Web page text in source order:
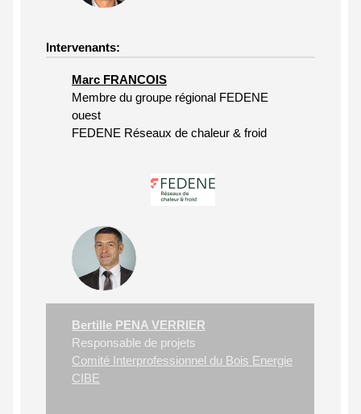
Intervenants:
Marc FRANCOIS
Membre du groupe régional FEDENE
ouest
FEDENE Réseaux de chaleur & froid
Bertille PENA VERRIER
Responsable de projets
Comité Interprofessionnel du Bois Energie
CIBE